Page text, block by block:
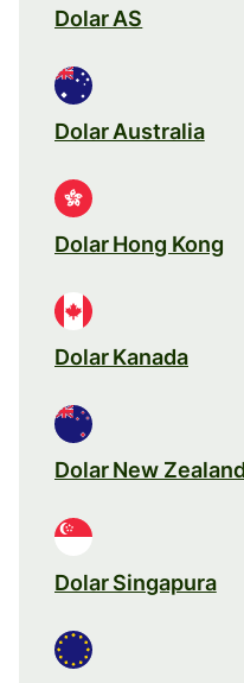
Dolar AS
Dolar Australia
Dolar Hong Kong
Dolar Kanada
Dolar New Zealand
Dolar Singapura